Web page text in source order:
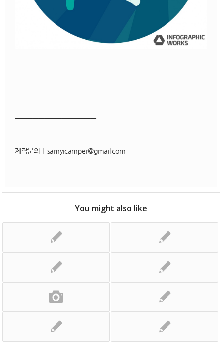
——————————————
제작문의 | samyicamper@gmail.com
You might also like